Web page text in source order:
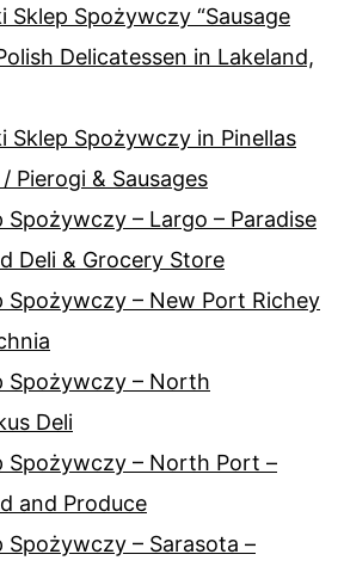
Sklep Spożywczy “Sausage
Delicatessen in Lakeland,
Sklep Spożywczy in Pinellas
Pierogi & Sausages
Spożywczy – Largo – Paradise
Deli & Grocery Store
Spożywczy – New Port Richey
Spożywczy – North
Deli
Spożywczy – North Port –
and Produce
Spożywczy – Sarasota –